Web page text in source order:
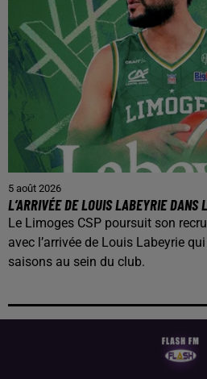
5 août 2026
L’ARRIVÉE DE LOUIS LABEYRIE DANS
Le Limoges CSP poursuit son
avec l’arrivée de Louis Labeyrie
saisons au sein du club.